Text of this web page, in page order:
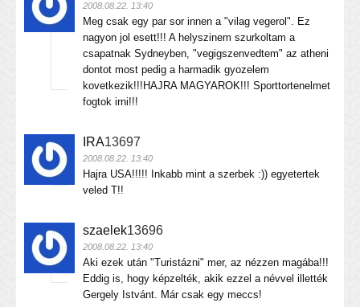
2008.08.22. 13:40
Meg csak egy par sor innen a "vilag vegerol". Ez
nagyon jol esett!!! A helyszinem szurkoltam a
csapatnak Sydneyben, "vegigszenvedtem" az atheni
dontot most pedig a harmadik gyozelem
kovetkezik!!!HAJRA MAGYAROK!!! Sporttortenelmet
fogtok irni!!!
IRA13697
2008.08.22. 13:40
Hajra USA!!!!! Inkabb mint a szerbek :)) egyetertek
veled T!!
szaelek13696
2008.08.22. 13:40
Aki ezek után "Turistázni" mer, az nézzen magába!!!
Eddig is, hogy képzelték, akik ezzel a névvel illették
Gergely Istvánt. Már csak egy meccs!